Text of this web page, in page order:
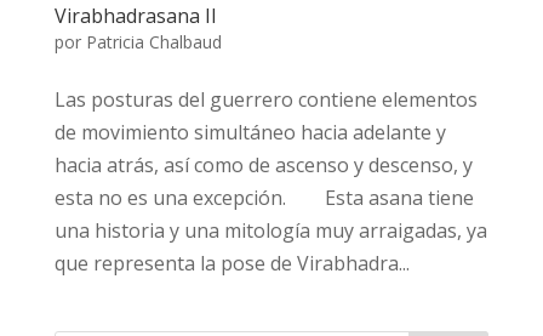
Virabhadrasana II
por Patricia Chalbaud
Las posturas del guerrero contiene elementos
de movimiento simultáneo hacia adelante y
hacia atrás, así como de ascenso y descenso, y
esta no es una excepción.⠀ ⠀ Esta asana tiene
una historia y una mitología muy arraigadas, ya
que representa la pose de Virabhadra...